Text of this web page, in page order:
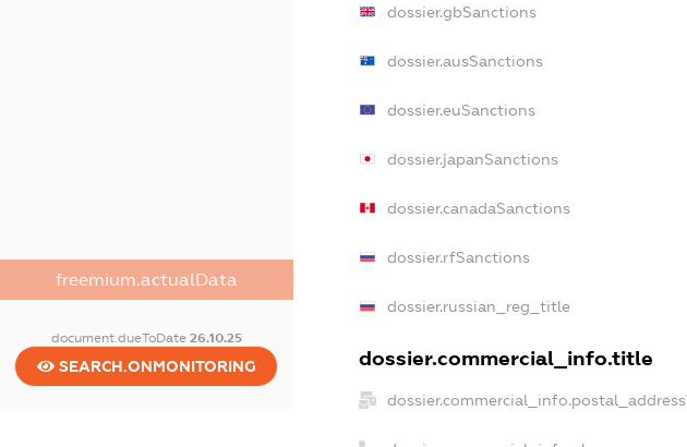
freemium.actualData
document.dueToDate 26.10.25
SEARCH.ONMONITORING
dossier.gbSanctions
dossier.ausSanctions
dossier.euSanctions
dossier.japanSanctions
dossier.canadaSanctions
dossier.rfSanctions
dossier.russian_reg_title
dossier.commercial_info.title
dossier.commercial_info.postal_address